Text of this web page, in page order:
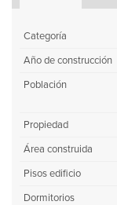
Categoría
Año de construcción
Población
Propiedad
Área construida
Pisos edificio
Dormitorios